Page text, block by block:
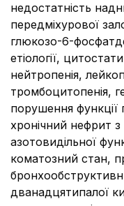
недостатність
передміхурової
глюкозо-6-
етіології,
нейтропенія,
тромбоцитопенія,
порушення функції
хронічний нефрит
азотовидільної
коматозний стан,
дванадцятипалої